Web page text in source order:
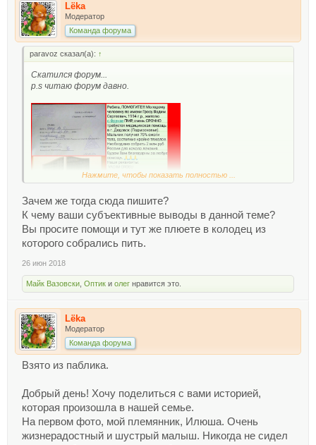
Lёka
Модератор
Команда форума
paravoz сказал(а): ↑
Скатился форум...
p.s читаю форум давно.
Нажмите, чтобы показать полностью ...
Зачем же тогда сюда пишите?
К чему ваши субъективные выводы в данной теме?
Вы просите помощи и тут же плюете в колодец из
которого собрались пить.
26 июн 2018
Майк Вазовски Оптик и олег нравится это.
Lёka
Модератор
Команда форума
Взято из паблика.
Добрый день! Хочу поделиться с вами историей,
которая произошла в нашей семье.
На первом фото, мой племянник, Илюша. Очень
жизнерадостный и шустрый малыш. Никогда не сидел